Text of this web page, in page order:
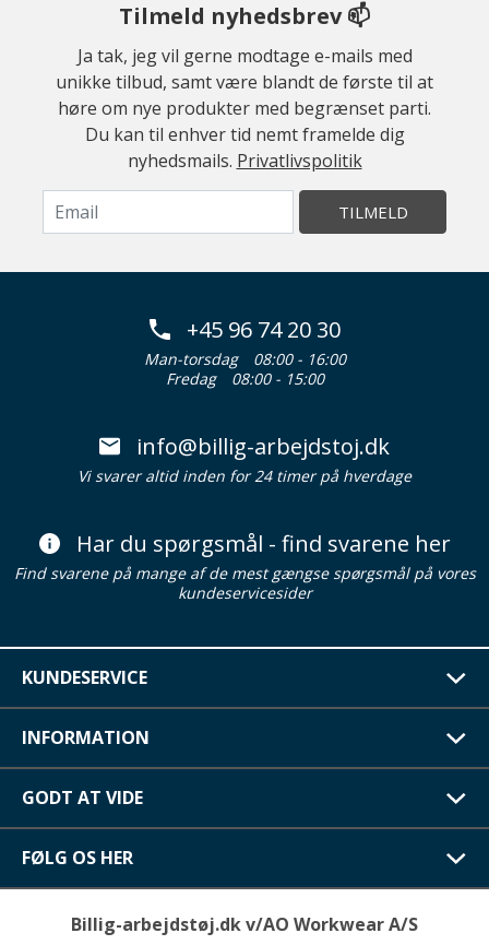
Tilmeld nyhedsbrev 📫
Ja tak, jeg vil gerne modtage e-mails med
unikke tilbud, samt være blandt de første til at
høre om nye produkter med begrænset parti.
Du kan til enhver tid nemt framelde dig
nyhedsmails. Privatlivspolitik
TILMELD
+45 96 74 20 30
Man-torsdag
08:00 - 16:00
Fredag
08:00 - 15:00
info@billig-arbejdstoj.dk
Vi svarer altid inden for 24 timer på hverdage
Har du spørgsmål - find svarene her
Find svarene på mange af de mest gængse spørgsmål på vores
kundeservicesider
KUNDESERVICE
INFORMATION
GODT AT VIDE
FØLG OS HER
Billig-arbejdstøj.dk v/AO Workwear A/S